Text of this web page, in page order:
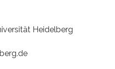
Heidelberg